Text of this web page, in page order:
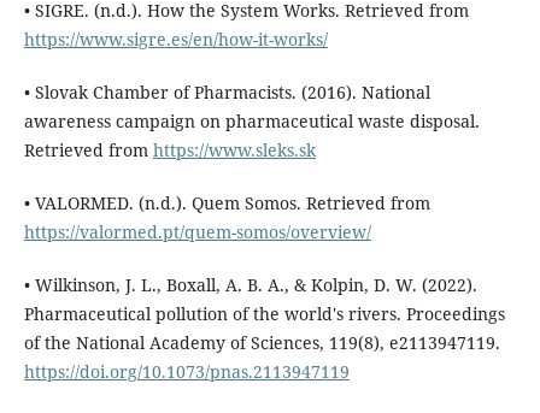
• SIGRE. (n.d.). How the System Works. Retrieved from
https://www.sigre.es/en/how-it-works/
• Slovak Chamber of Pharmacists. (2016). National
awareness campaign on pharmaceutical waste disposal.
Retrieved from https://www.sleks.sk
• VALORMED. (n.d.). Quem Somos. Retrieved from
https://valormed.pt/quem-somos/overview/
• Wilkinson, J. L., Boxall, A. B. A., & Kolpin, D. W. (2022).
Pharmaceutical pollution of the world's rivers. Proceedings
of the National Academy of Sciences, 119(8), e2113947119.
https://doi.org/10.1073/pnas.2113947119